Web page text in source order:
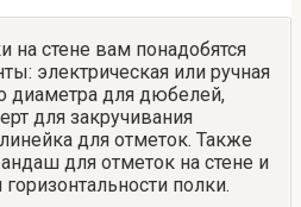
на стене вам понадобятся
электрическая или ручная
диаметра для дюбелей,
для закручивания
для отметок. Также
для отметок на стене и
полки.